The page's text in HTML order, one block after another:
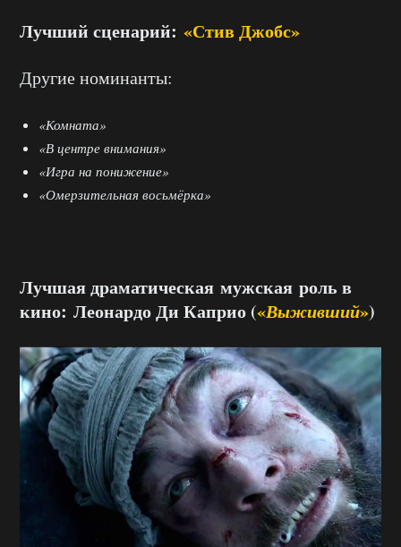
Лучший сценарий: «Стив Джобс»
Другие номинанты:
«Комната»
«В центре внимания»
«Игра на понижение»
«Омерзительная восьмёрка»
Лучшая драматическая мужская роль в
кино: Леонардо Ди Каприо («Выживший»)